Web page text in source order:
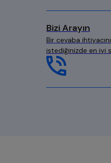
Bizi Arayın
Bir cevaba
istediğinizde en iyi